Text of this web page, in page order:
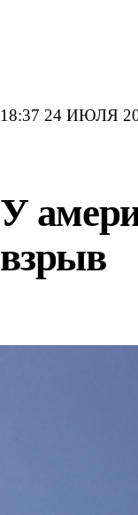
18:37 24 ИЮЛЯ
У
взрыв